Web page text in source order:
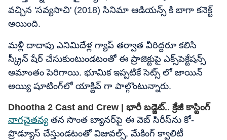
వచ్చిన 'సవ్యసాచి' (2018) సినిమా ఆడియన్స్ కి బాగా కనెక్ట్
అయింది.
మళ్లీ దాదాపు ఎనిమిదేళ్ల గ్యాప్ తర్వాత వీరిద్దరూ కలిసి
స్క్రీన్ షేర్ చేసుకుంటుండటంతో ఈ ప్రాజెక్టుపై ఎక్స్‌పెక్టేషన్స్
అమాంతం పెరిగాయి. భూమిక ఇప్పటికే సెట్స్ లో జాయిన్
అయ్యి షూటింగ్‌లో యాక్టివ్ గా పాల్గొంటున్నారు.
Dhootha 2 Cast and Crew | భారీ బడ్జెట్.. క్రేజీ కాస్టింగ్
నాగచైతన్య తన సొంత బ్యానర్‌పై ఈ వెబ్ సిరీస్‌ను కో-
ప్రొడ్యూస్ చేస్తుండటంతో విజువల్స్, మేకింగ్ క్వాలిటీ